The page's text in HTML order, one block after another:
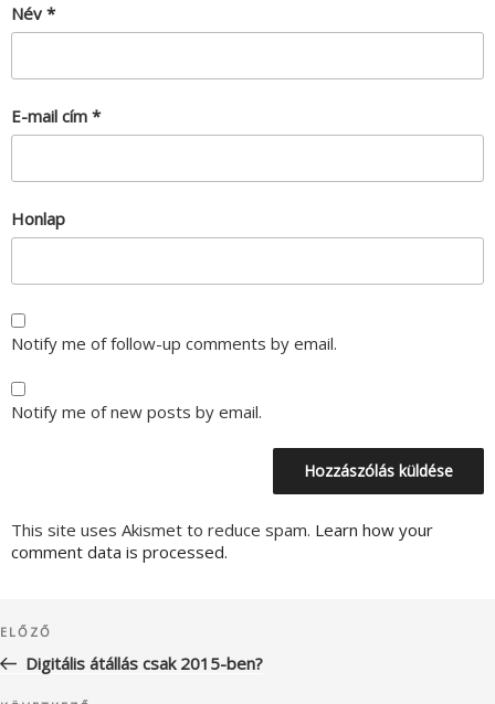
Név *
E-mail cím *
Honlap
Notify me of follow-up comments by email.
Notify me of new posts by email.
This site uses Akismet to reduce spam. Learn how your
comment data is processed.
navigáció
Korábbi
bejegyzés
ELŐZŐ
Digitális átállás csak 2015-ben?